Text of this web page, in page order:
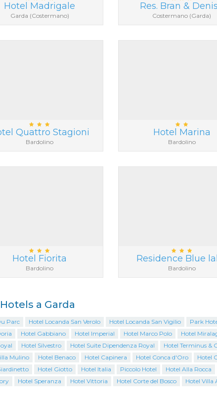
Hotel Madrigale
Garda (Costermano)
Res. Bran &
Costermano (Garda)
Quattro Stagioni
Bardolino
Hotel Marina
Bardolino
Hotel Fiorita
Bardolino
Residence Blue
Bardolino
a Garda
Parc Hotel Locanda San Verolo Hotel Locanda San Vigilio Park
Hotel Gabbiano Hotel Imperial Hotel Marco Polo Hotel
Hotel Silvestro Hotel Suite Dipendenza Royal Hotel Terminus &
Mulino
Hotel Benaco Hotel Capinera Hotel Conca d'Oro Hotel
Hotel Giotto Hotel Italia Piccolo Hotel Hotel Alla Rocca
Hotel Speranza Hotel Vittoria Hotel Corte del Bosco Hotel Villa